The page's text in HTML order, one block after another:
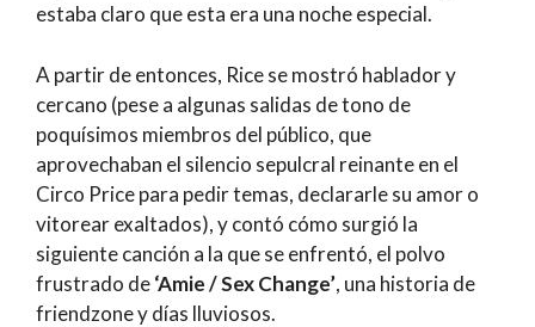
estaba claro que esta era una noche especial.
A partir de entonces, Rice se mostró hablador y
cercano (pese a algunas salidas de tono de
poquísimos miembros del público, que
aprovechaban el silencio sepulcral reinante en el
Circo Price para pedir temas, declararle su amor o
vitorear exaltados), y contó cómo surgió la
siguiente canción a la que se enfrentó, el polvo
frustrado de‘Amie / Sex Change’, una historia de
friendzone y días lluviosos.